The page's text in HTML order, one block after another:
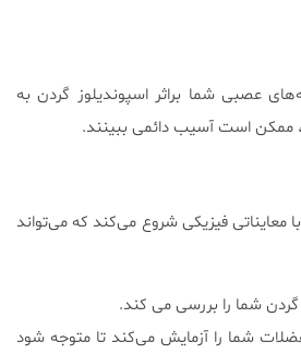
عصبی شما براثر اسپوندیلوز گردن به
ممکن است آسیب دائمی ببینند.
معایناتی فیزیکی شروع می‌کند که می‌تواند
گردن شما را بررسی می کند.
شما را آزمایش می‌کند تا متوجه شود